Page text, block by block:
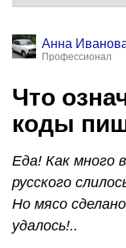
Анна
Профессионал
Что
коды
Еда! Как много
русского
Но мясо
удалось!..